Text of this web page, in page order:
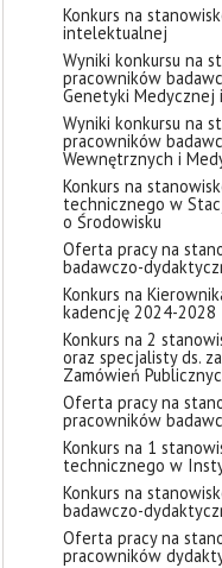
Konkurs na
intelektualnej
Wyniki konkursu na
pracowników
Genetyki Medycznej
Wyniki konkursu na
pracowników
Wewnętrznych i
Konkurs na
technicznego w
o Środowisku
Oferta pracy na
badawczo-
Konkurs na
kadencję 2024-2028
Konkurs na 2
oraz specjalisty ds.
Zamówień
Oferta pracy na
pracowników
Konkurs na 1
technicznego w
Konkurs na
badawczo-
Oferta pracy na
pracowników